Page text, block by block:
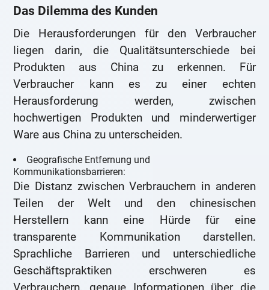
Das Dilemma des Kunden
Die Herausforderungen für den Verbraucher
liegen darin, die Qualitätsunterschiede bei
Produkten aus China zu erkennen. Für
Verbraucher kann es zu einer echten
Herausforderung werden, zwischen
hochwertigen Produkten und minderwertiger
Ware aus China zu unterscheiden.
Geografische Entfernung und
Kommunikationsbarrieren:
Die Distanz zwischen Verbrauchern in anderen
Teilen der Welt und den chinesischen
Herstellern kann eine Hürde für eine
transparente Kommunikation darstellen.
Sprachliche Barrieren und unterschiedliche
Geschäftspraktiken erschweren es